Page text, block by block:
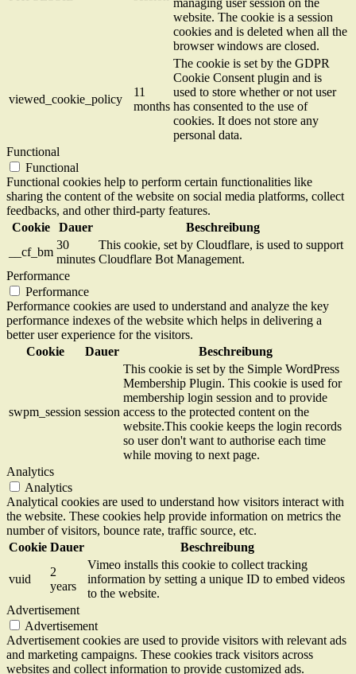
website. The cookie is a session
cookies and is deleted when all the
browser windows are closed.
viewed_cookie_policy
11
months
The cookie is set by the GDPR
Cookie Consent plugin and is
used to store whether or not user
has consented to the use of
cookies. It does not store any
personal data.
Functional
Functional
Functional cookies help to perform certain functionalities like
sharing the content of the website on social media platforms, collect
feedbacks, and other third-party features.
Cookie
Dauer
Beschreibung
__cf_bm
30
minutes
This cookie, set by Cloudflare, is used to support
Cloudflare Bot Management.
Performance
Performance
Performance cookies are used to understand and analyze the key
performance indexes of the website which helps in delivering a
better user experience for the visitors.
Cookie
Dauer Beschreibung
swpm_session session
This cookie is set by the Simple WordPress
Membership Plugin. This cookie is used for
membership login session and to provide
access to the protected content on the
website.This cookie keeps the login records
so user don't want to authorise each time
while moving to next page.
Analytics
Analytics
Analytical cookies are used to understand how visitors interact with
the website. These cookies help provide information on metrics the
number of visitors, bounce rate, traffic source, etc.
Cookie Dauer Beschreibung
vuid
2
years
Vimeo installs this cookie to collect tracking
information by setting a unique ID to embed videos
to the website.
Advertisement
Advertisement
Advertisement cookies are used to provide visitors with relevant ads
and marketing campaigns. These cookies track visitors across
websites and collect information to provide customized ads.